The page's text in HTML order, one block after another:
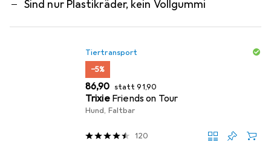
Sind nur Plastikräder, kein Vollgummi
Tiertransport
−5%
EUR
86,90 stattEUR
91,90
Trixie Friends on Tour
Hund, Faltbar
120